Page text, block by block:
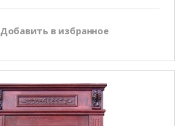
Добавить в избранное